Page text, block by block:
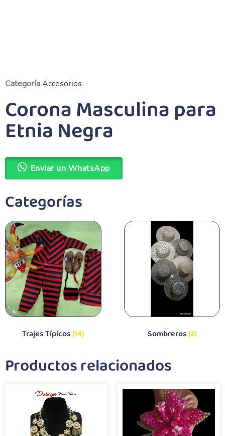
CategoríaAccesorios
Corona Masculina para
Etnia Negra
Enviar un WhatsApp
Categorías
Trajes Típicos(14) Sombreros(2)
Productos relacionados